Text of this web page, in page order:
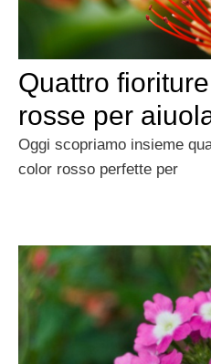
Quattro
rosse per
Oggi scopriamo insieme
color rosso perfette per